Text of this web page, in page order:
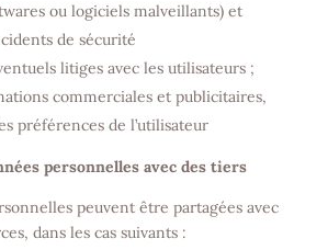
ou logiciels malveillants) et
de sécurité
litiges avec les utilisateurs ;
commerciales et publicitaires,
préférences de l’utilisateur
personnelles avec des tiers
peuvent être partagées avec
dans les cas suivants :